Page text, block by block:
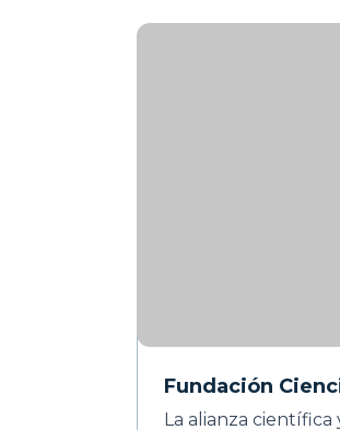
Fundación
La alianza científica